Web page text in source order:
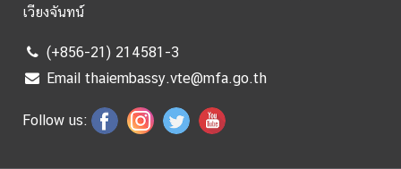
เวียงจันทน์
(+856-21) 214581-3
Email thaiembassy.vte@mfa.go.th
Follow us: